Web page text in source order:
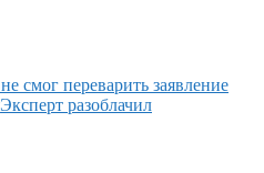
смог переварить заявление
Эксперт разоблачил